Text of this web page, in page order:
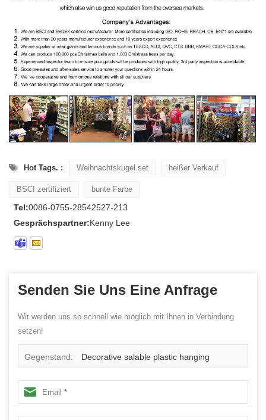
Hot Tags. : Weihnachtskugel set heißer Verkauf
BSCI zertifiziert bunte Farbe
Tel:0086-0755-28542527-213
Gesprächspartner:Kenny Lee
Senden Sie Uns Eine Anfrage
Wir werden uns so schnell wie möglich mit Ihnen in Verbindung
setzen!
Gegenstand: Decorative salable plastic hanging
Christmas ball